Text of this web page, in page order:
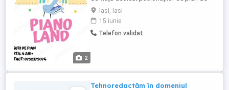
2
toate vârstele. Punem la dispoziție resurse
utile pentru a ajuta cursanții să-și dezvolte
abilitățile, de la nivelul de bază până la cel
avansat. Oferim cursuri captivante și
Iasi, Iasi
15 iunie
Telefon validat
Tehnoredactăm în domeniul